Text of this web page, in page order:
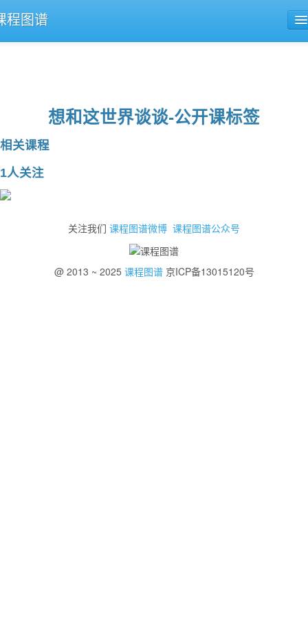
程图谱
想和这世界谈谈-公开课标签
相关课程
1人关注
关注我们 课程图谱微博 课程图谱公众号
@ 2013 ~ 2025 课程图谱京ICP备13015120号